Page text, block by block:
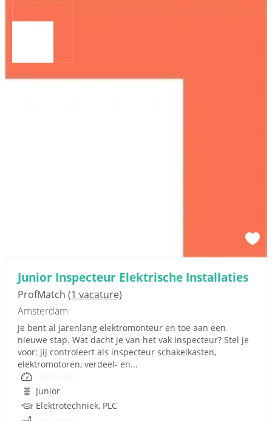
Junior Inspecteur Elektrische Installaties
ProfMatch (1 vacature)
Amsterdam
Je bent al jarenlang elektromonteur en toe aan een
nieuwe stap. Wat dacht je van het vak inspecteur? Stel je
voor: jij controleert als inspecteur schakelkasten,
elektromotoren, verdeel- en...
Junior
Elektrotechniek, PLC